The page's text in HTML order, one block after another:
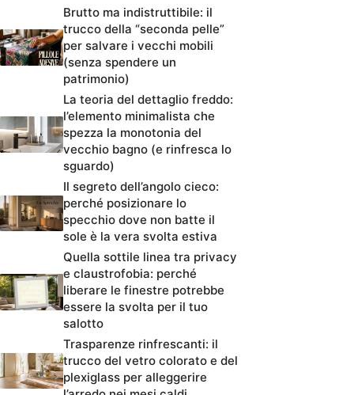
Brutto ma indistruttibile: il
trucco della “seconda pelle”
per salvare i vecchi mobili
(senza spendere un
patrimonio)
La teoria del dettaglio freddo:
l’elemento minimalista che
spezza la monotonia del
vecchio bagno (e rinfresca lo
sguardo)
Il segreto dell’angolo cieco:
perché posizionare lo
specchio dove non batte il
sole è la vera svolta estiva
Quella sottile linea tra privacy
e claustrofobia: perché
liberare le finestre potrebbe
essere la svolta per il tuo
salotto
Trasparenze rinfrescanti: il
trucco del vetro colorato e del
plexiglass per alleggerire